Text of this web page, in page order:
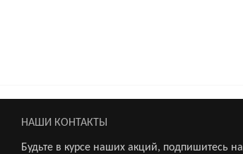
24 штНАШИ КОНТАКТЫ
Будьте в курсе наших акций, подпишитесь на